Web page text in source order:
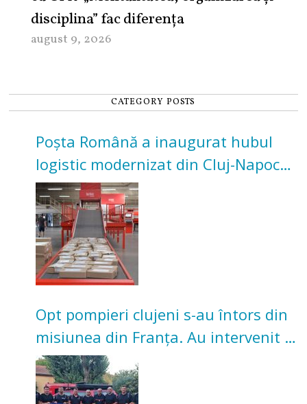
disciplina” fac diferența
august 9, 2026
CATEGORY POSTS
Poșta Română a inaugurat hubul
logistic modernizat din Cluj-Napoca.
Investiție de 3 milioane de euro
Opt pompieri clujeni s-au întors din
misiunea din Franța. Au intervenit la
incendii de vegetație și pădure